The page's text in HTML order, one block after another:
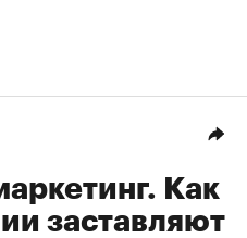
Как
заставляют